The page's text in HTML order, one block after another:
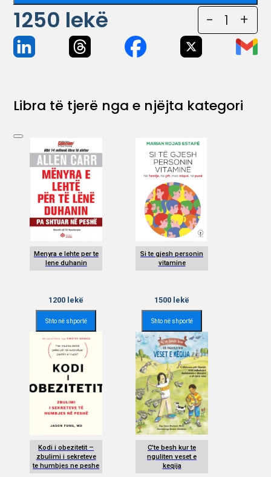
1250 lekë - 1 +
Libra të tjerë nga e njëjta kategori
Menyra e lehte per te
lene duhanin
1200 lekë
Shto në shportë
Si te gjesh personin
vitamine
1500 lekë
Shto në shportë
Kodi i obezitetit –
zbulimi i sekreteve
te humbjes ne peshe
C'te besh kur te
nguliten veset e
keqija